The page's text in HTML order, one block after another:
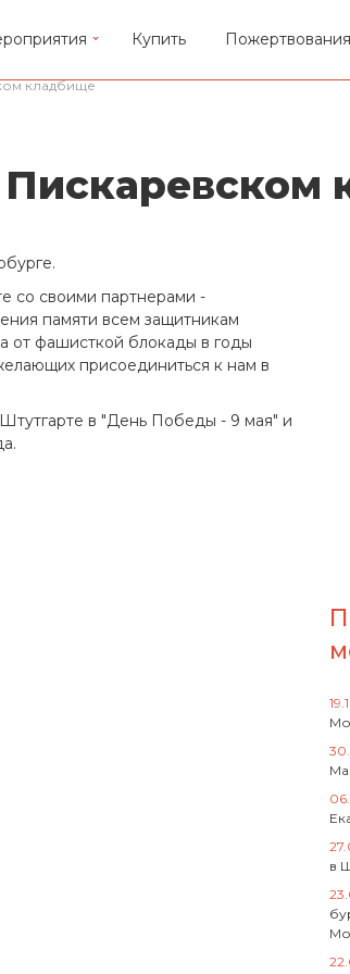
Купить Пожертвования
кладбище
со своими партнерами -
памяти всем защитникам
от фашисткой блокады в годы
присоединиться к нам в
в "День Победы - 9 мая" и
в